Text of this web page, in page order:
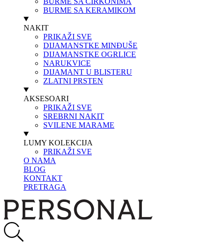
BURME SA KERAMIKOM
NAKIT
PRIKAŽI SVE
DIJAMANSTKE MINĐUŠE
DIJAMANSTKE OGRLICE
NARUKVICE
DIJAMANT U BLISTERU
ZLATNI PRSTEN
AKSESOARI
PRIKAŽI SVE
SREBRNI NAKIT
SVILENE MARAME
LUMY KOLEKCIJA
PRIKAŽI SVE
O NAMA
BLOG
KONTAKT
PRETRAGA